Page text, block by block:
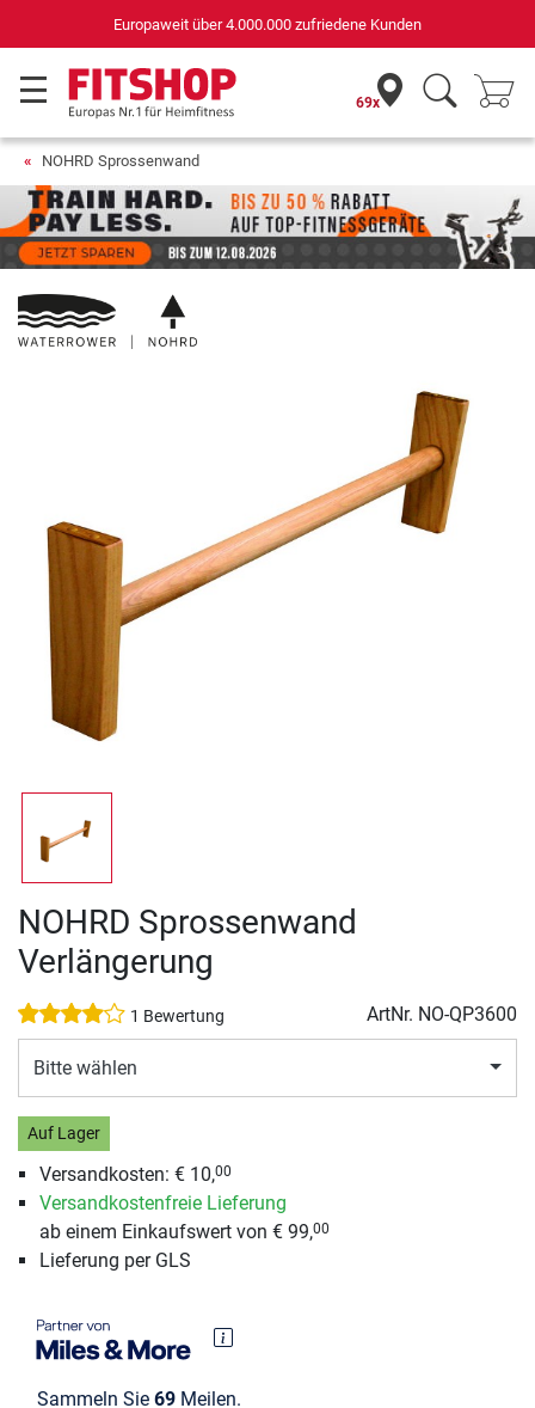
für Sportgeräte (n-tv+DISQ 2016-2024)
69x
NOHRD Sprossenwand
NOHRD Sprossenwand
Verlängerung
1 Bewertung ArtNr. NO-QP3600
Bitte wählen
Auf Lager
Versandkosten: € 10,00
Versandkostenfreie Lieferung
ab einem Einkaufswert von € 99,00
Lieferung per GLS
Sammeln Sie 69 Meilen.